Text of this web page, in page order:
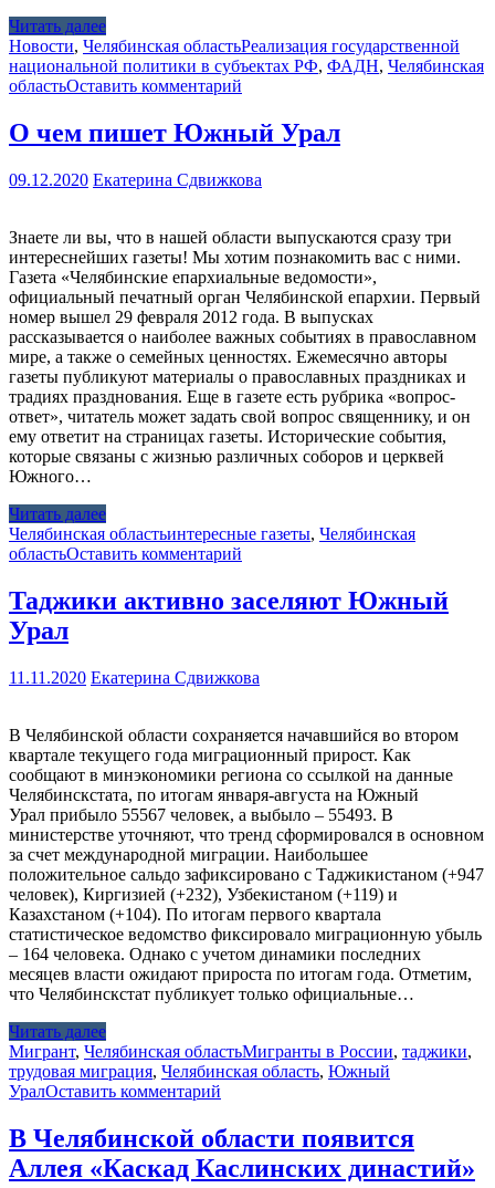
Читать далее
Новости, Челябинская областьРеализация государственной
национальной политики в субъектах РФ, ФАДН, Челябинская
областьОставить комментарий
О чем пишет Южный Урал
09.12.2020 Екатерина Сдвижкова
Знаете ли вы, что в нашей области выпускаются сразу три
интереснейших газеты! Мы хотим познакомить вас с ними.
Газета «Челябинские епархиальные ведомости»,
официальный печатный орган Челябинской епархии. Первый
номер вышел 29 февраля 2012 года. В выпусках
рассказывается о наиболее важных событиях в православном
мире, а также о семейных ценностях. Ежемесячно авторы
газеты публикуют материалы о православных праздниках и
традиях празднования. Еще в газете есть рубрика «вопрос-
ответ», читатель может задать свой вопрос священнику, и он
ему ответит на страницах газеты. Исторические события,
которые связаны с жизнью различных соборов и церквей
Южного…
Читать далее
Челябинская областьинтересные газеты, Челябинская
областьОставить комментарий
Таджики активно заселяют Южный
Урал
11.11.2020 Екатерина Сдвижкова
В Челябинской области сохраняется начавшийся во втором
квартале текущего года миграционный прирост. Как
сообщают в минэкономики региона со ссылкой на данные
Челябинскстата, по итогам января-августа на Южный
Урал прибыло 55567 человек, а выбыло – 55493. В
министерстве уточняют, что тренд сформировался в основном
за счет международной миграции. Наибольшее
положительное сальдо зафиксировано с Таджикистаном (+947
человек), Киргизией (+232), Узбекистаном (+119) и
Казахстаном (+104). По итогам первого квартала
статистическое ведомство фиксировало миграционную убыль
– 164 человека. Однако с учетом динамики последних
месяцев власти ожидают прироста по итогам года. Отметим,
что Челябинскстат публикует только официальные…
Читать далее
Мигрант, Челябинская областьМигранты в России, таджики,
трудовая миграция, Челябинская область, Южный
УралОставить комментарий
В Челябинской области появится
Аллея «Каскад Каслинских династий»